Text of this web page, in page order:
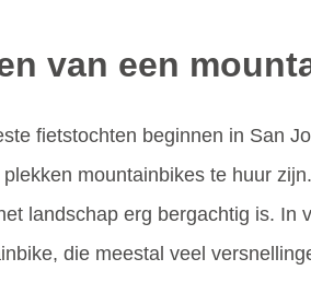
van een
fietstochten beginnen in San
mountainbikes te huur
landschap erg bergachtig is. In
die meestal veel